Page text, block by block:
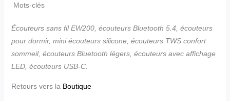
Mots-clés
Écouteurs sans fil EW200, écouteurs Bluetooth 5.4, écouteurs
pour dormir, mini écouteurs silicone, écouteurs TWS confort
sommeil, écouteurs Bluetooth légers, écouteurs avec affichage
LED, écouteurs USB-C.
Retours vers la Boutique